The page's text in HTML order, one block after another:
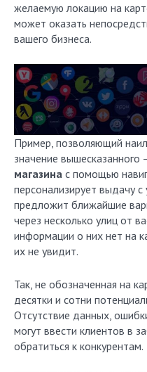
желаемую локацию на
может оказать
вашего бизнеса.
Пример, позволяющий
значение вышесказанного
магазина с помощью
персонализирует выдачу
предложит ближайшие
через несколько улиц от
информации о них нет на
их не увидит.
Так, не обозначенная на
десятки и сотни
Отсутствие данных,
могут ввести клиентов в
обратиться к конкурентам.